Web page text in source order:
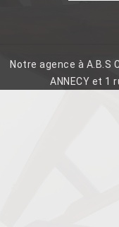
Notre agence à A.B.S
ANNECY et 1